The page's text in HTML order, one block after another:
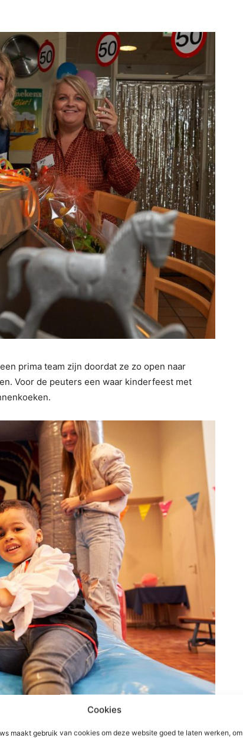
Cookies
maakt gebruik van cookies om deze website goed te laten werken, om
prima team zijn doordat ze zo open naar
Voor de peuters een waar kinderfeest met